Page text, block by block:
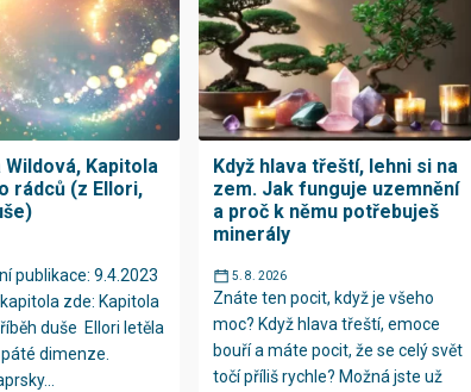
Kapitola
rádců (z Ellori,
publikace: 9.4.2023
zde: Kapitola
duše Ellori letěla
dimenze.
Když hlava třeští, lehni si na
zem. Jak funguje uzemnění
a proč k němu potřebuješ
minerály
5. 8. 2026
Znáte ten pocit, když je všeho
moc? Když hlava třeští, emoce
bouří a máte pocit, že se celý svět
točí příliš rychle? Možná jste už